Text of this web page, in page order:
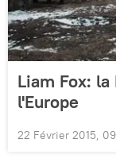
Liam Fox:
l'Europe
22 Février 2015,